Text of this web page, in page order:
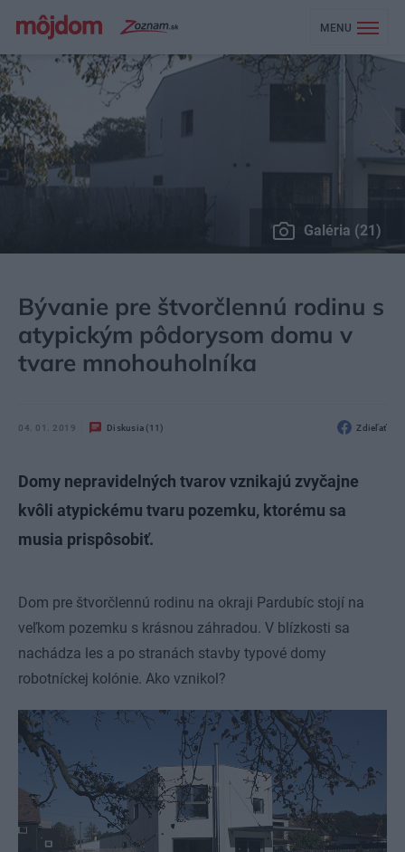
MENU
Galéria (21)
Bývanie pre štvorčlennú rodinu s
atypickým pôdorysom domu v
tvare mnohouholníka
04. 01. 2019 Diskusia (11) Zdieľať
Domy nepravidelných tvarov vznikajú zvyčajne
kvôli atypickému tvaru pozemku, ktorému sa
musia prispôsobiť.
Dom pre štvorčlennú rodinu na okraji Pardubíc stojí na
veľkom pozemku s krásnou záhradou. V blízkosti sa
nachádza les a po stranách stavby typové domy
robotníckej kolónie. Ako vznikol?